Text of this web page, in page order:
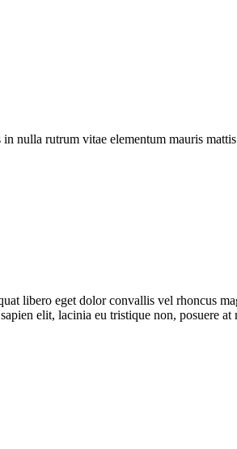
nulla rutrum vitae elementum mauris
libero eget dolor convallis vel rhoncus
elit, lacinia eu tristique non, posuere